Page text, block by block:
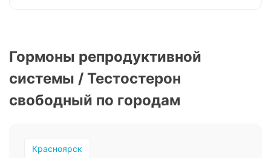
Гормоны репродуктивной
системы / Тестостерон
свободный по городам
Красноярск